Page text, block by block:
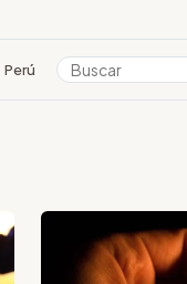
Perú Colombia